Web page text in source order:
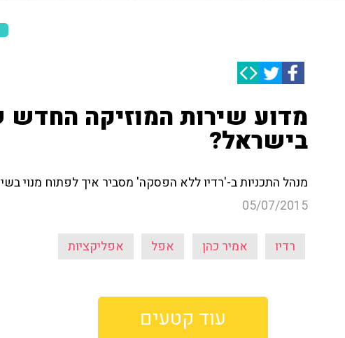
מדוע שירות המוזיקה
בישראל?
מנהל התכניות ב-'רדיו ללא הפסקה' מסביר איך לפתוח מנוי
05/07/2015
רדיו אמיר כהן אפל אפליקציות
עוד קטעים